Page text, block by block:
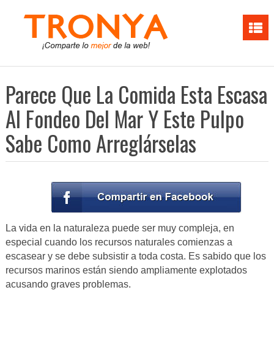
Parece Que La Comida Esta Escasa
Al Fondeo Del Mar Y Este Pulpo
Sabe Como Arreglárselas
La vida en la naturaleza puede ser muy compleja, en
especial cuando los recursos naturales comienzas a
escasear y se debe subsistir a toda costa. Es sabido que los
recursos marinos están siendo ampliamente explotados
acusando graves problemas.